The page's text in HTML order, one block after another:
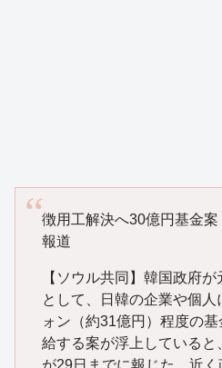
徴用工解決へ30億円基金
報道
【ソウル共同】韓国政府
として、日韓の企業や個
ォン（約31億円）程度の
給する案が浮上していると
が29日までに報じた。近